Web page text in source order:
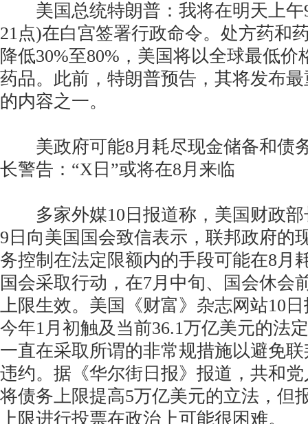
美国总统特朗普：我将在明天上午
21点)在白宫签署行政命令。处方药和
降低30%至80%，美国将以全球最低价
药品。此前，特朗普预告，其将发布
的内容之一。
美政府可能8月耗尽现金储备和债
长警告：“X日”或将在8月来临
多家外媒10日报道称，美国财政部
9日向美国国会致信表示，联邦政府的
务控制在法定限额内的手段可能在8月
国会采取行动，在7月中旬、国会休会
上限生效。美国《财富》杂志网站10
今年1月初触及当前36.1万亿美元的法
一直在采取所谓的非常规措施以避免
违约。据《华尔街日报》报道，共和
将债务上限提高5万亿美元的立法，但
上限进行投票在政治上可能很困难。